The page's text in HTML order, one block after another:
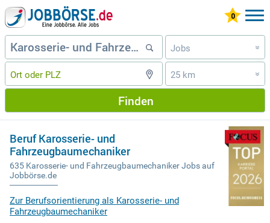
Jobs »
25 km »
Finden
Beruf Karosserie- und
Fahrzeugbaumechaniker
635 Karosserie- und Fahrzeugbaumechaniker Jobs auf
Jobbörse.de
Zur Berufsorientierung als Karosserie- und
Fahrzeugbaumechaniker